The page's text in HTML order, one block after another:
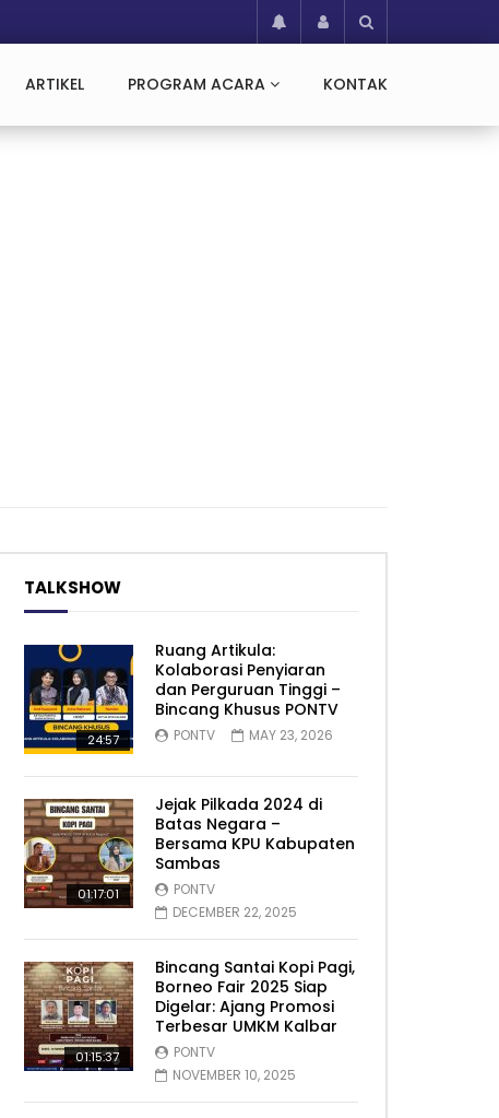
ARTIKEL PROGRAM ACARA KONTAK
TALKSHOW
24:57
Ruang Artikula:
Kolaborasi Penyiaran
dan Perguruan Tinggi –
Bincang Khusus PONTV
PONTV MAY 23, 2026
01:17:01
Jejak Pilkada 2024 di
Batas Negara –
Bersama KPU Kabupaten
Sambas
PONTV
DECEMBER 22, 2025
01:15:37
Bincang Santai Kopi Pagi,
Borneo Fair 2025 Siap
Digelar: Ajang Promosi
Terbesar UMKM Kalbar
PONTV
NOVEMBER 10, 2025